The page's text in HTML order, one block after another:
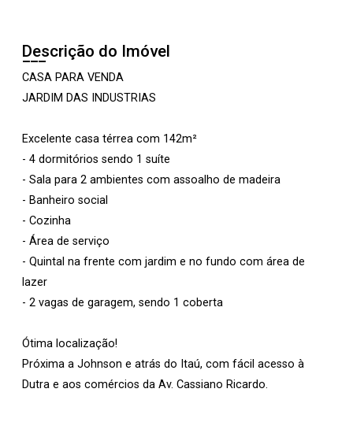
Descrição do Imóvel
CASA PARA VENDA
JARDIM DAS INDUSTRIAS
Excelente casa térrea com 142m²
- 4 dormitórios sendo 1 suíte
- Sala para 2 ambientes com assoalho de madeira
- Banheiro social
- Cozinha
- Área de serviço
- Quintal na frente com jardim e no fundo com área de
lazer
- 2 vagas de garagem, sendo 1 coberta
Ótima localização!
Próxima a Johnson e atrás do Itaú, com fácil acesso à
Dutra e aos comércios da Av. Cassiano Ricardo.